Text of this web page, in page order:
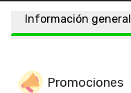
Información general
Promociones